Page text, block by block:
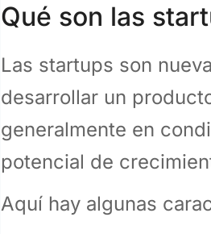
Qué son las
Las startups son
desarrollar un
generalmente en
potencial de
Aquí hay algunas